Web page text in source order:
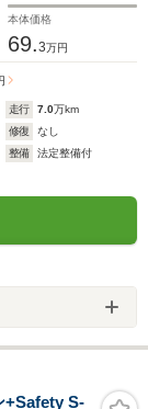
本体価格
69.3万円
走行 7.0万km
修復
なし
整備
法定整備付
+Safety S-